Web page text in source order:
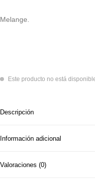
Melange.
Este producto no está
Descripción
Información adicional
Valoraciones (0)